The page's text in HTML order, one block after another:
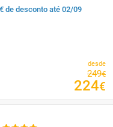
de desconto até 02/09
desde
249€
224€